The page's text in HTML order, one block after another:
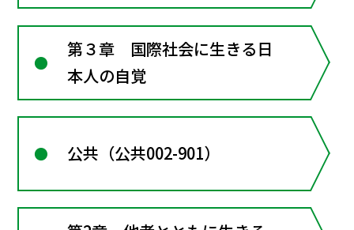
第３章 国際社会に生きる日
本人の自覚
公共（公共002-901）